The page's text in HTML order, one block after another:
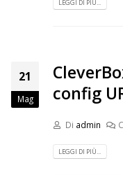
LEGGI DI PIÙ...
21
Mag
config
Di admin
LEGGI DI PIÙ...